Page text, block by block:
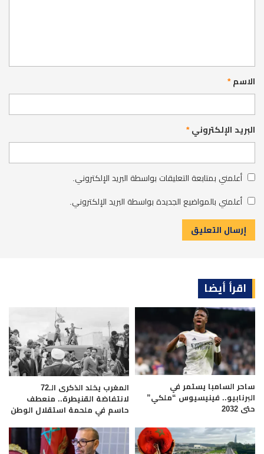
الاسم*
البريد الإلكتروني*
أعلمني بمتابعة التعليقات بواسطة البريد الإلكتروني.
أعلمني بالمواضيع الجديدة بواسطة البريد الإلكتروني.
اقرأ أيضا
ساحر السامبا يستمر في
البرنابيو.. فينيسيوس “ملكي”
حتى 2032
المغرب يخلد الذكرى الـ72
لانتفاضة القنيطرة.. منعطف
حاسم في ملحمة استقلال الوطن